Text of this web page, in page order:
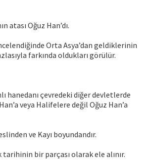
atası Oğuz Han’dı.
Orta Asya’dan geldiklerinin
farkında oldukları görülür.
hanedanı çevredeki diğer devletlerde
veya Halifelere değil Oğuz Han’a
ve Kayı boyundandır.
bir parçası olarak ele alınır.